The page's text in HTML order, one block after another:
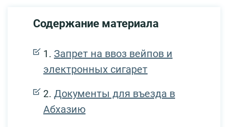
Содержание материала
Запрет на ввоз вейпов и
электронных сигарет
Документы для въезда в
Абхазию